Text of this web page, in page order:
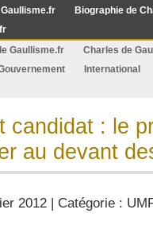
Biographie de
Gaullisme.fr
Charles de
International
candidat : le
au devant
2012 | Catégorie :